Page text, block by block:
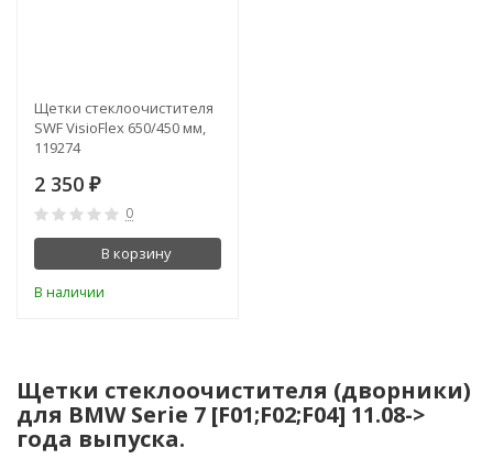
Щетки стеклоочистителя
SWF VisioFlex 650/450 мм,
119274
2 350 ₽
0
В корзину
В наличии
Щетки стеклоочистителя (дворники)
для BMW Serie 7 [F01;F02;F04] 11.08->
года выпуска.